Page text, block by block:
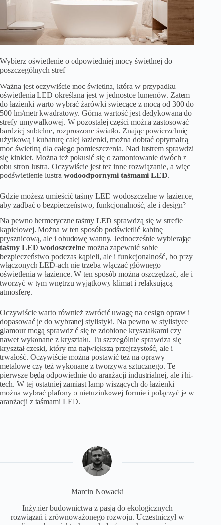
Wybierz oświetlenie o odpowiedniej mocy świetlnej do
poszczególnych stref
Ważna jest oczywiście moc świetlna, która w przypadku
oświetlenia LED określana jest w jednostce lumenów. Zatem
do łazienki warto wybrać żarówki świecące z mocą od 300 do
500 lm/metr kwadratowy. Górna wartość jest dedykowana do
strefy umywalkowej. W pozostałej części można zastosować
bardziej subtelne, rozproszone światło. Znając powierzchnię
użytkową i kubaturę całej łazienki, można dobrać optymalną
moc świetlną dla całego pomieszczenia. Nad lustrem sprawdzi
się kinkiet. Można też pokusić się o zamontowanie dwóch z
obu stron lustra. Oczywiście jest też inne rozwiązanie, a więc
podświetlenie lustra wodoodpornymi taśmami LED.
Gdzie możesz umieścić taśmy LED wodoszczelne w łazience,
aby zadbać o bezpieczeństwo, funkcjonalność, ale i design?
Na pewno hermetyczne taśmy LED sprawdzą się w strefie
kąpielowej. Można w ten sposób podświetlić kabinę
prysznicową, ale i obudowę wanny. Jednocześnie wybierając
taśmy LED wodoszczelne można zapewnić sobie
bezpieczeństwo podczas kąpieli, ale i funkcjonalność, bo przy
włączonych LED-ach nie trzeba włączać głównego
oświetlenia w łazience. W ten sposób można oszczędzać, ale i
tworzyć w tym wnętrzu wyjątkowy klimat i relaksującą
atmosferę.
Oczywiście warto również zwrócić uwagę na design opraw i
dopasować je do wybranej stylistyki. Na pewno w stylistyce
glamour mogą sprawdzić się te zdobione kryształkami czy
nawet wykonane z kryształu. Tu szczególnie sprawdza się
kryształ czeski, który ma największą przejrzystość, ale i
trwałość. Oczywiście można postawić też na oprawy
metalowe czy też wykonane z tworzywa sztucznego. Te
pierwsze będą odpowiednie do aranżacji industrialnej, ale i hi-
tech. W tej ostatniej zamiast lamp wiszących do łazienki
można wybrać plafony o nietuzinkowej formie i połączyć je w
aranżacji z taśmami LED.
Marcin Nowacki
Inżynier budownictwa z pasją do ekologicznych
rozwiązań i zrównoważonego rozwoju. Uczestniczył w